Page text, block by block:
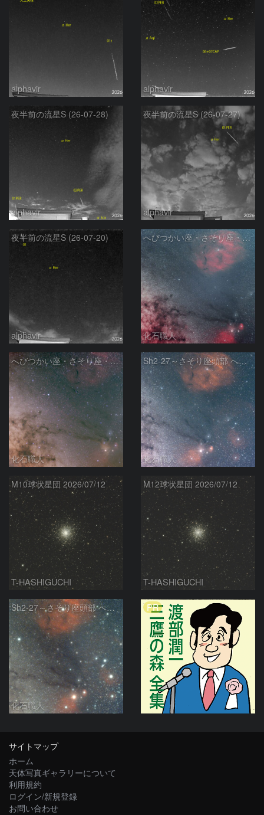
alphavir alphavir
夜半前の流星S (26-07-28)
alphavir
夜半前の流星S (26-07-27)
alphavir
夜半前の流星S (26-07-20)
alphavir
へびつかい座・さそり座・いて座と天の川
化石職人
へびつかい座・さそり座・いて座と天の川
化石職人
Sh2-27～さそり座頭部 へびつかい座 さそり座
化石職人
M10球状星団 2026/07/12
T-HASHIGUCHI
M12球状星団 2026/07/12
T-HASHIGUCHI
Sh2-27～さそり座頭部 へびつかい座 さそり座
化石職人
PR
サイトマップ
ホーム
天体写真ギャラリーについて
利用規約
ログイン/新規登録
お問い合わせ